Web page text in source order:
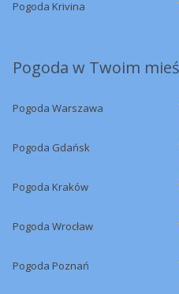
Pogoda Krivina
Pogoda w Twoim
Pogoda Warszawa
Pogoda Gdańsk
Pogoda Kraków
Pogoda Wrocław
Pogoda Poznań